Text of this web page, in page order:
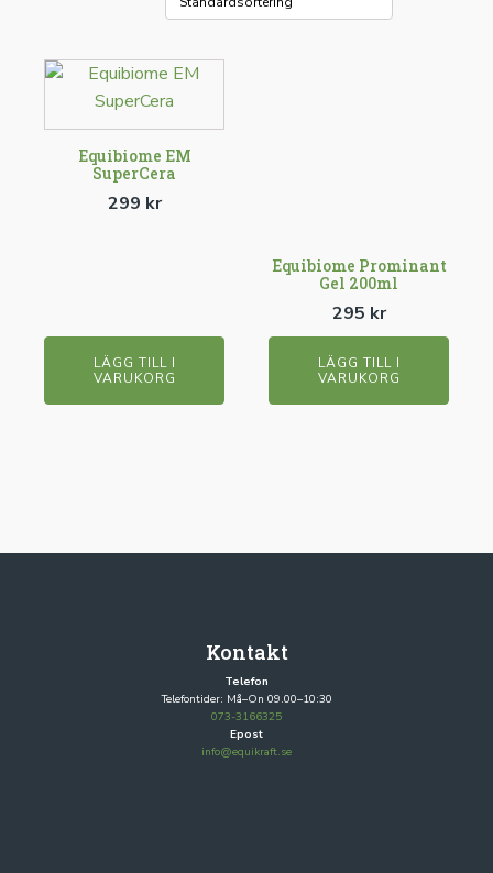
Equibiome EM
SuperCera
299 kr
LÄGG TILL I
VARUKORG
Equibiome Prominant
Gel 200ml
295 kr
LÄGG TILL I
VARUKORG
Kontakt
Telefon
Telefontider: Må–On 09.00–10:30
073-3166325
Epost
info@equikraft.se